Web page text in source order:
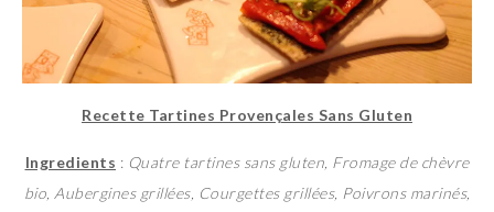
Recette Tartines Provençales Sans Gluten
Ingredients : Quatre tartines sans gluten, Fromage de chèvre
bio, Aubergines grillées, Courgettes grillées, Poivrons marinés,